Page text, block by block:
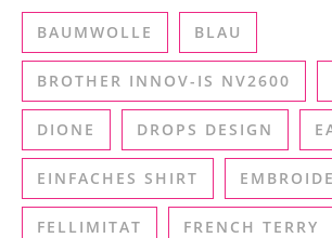
BAUMWOLLE BLAU
BROTHER INNOV-IS NV2600
DIONE DROPS DESIGN
EINFACHES SHIRT
FELLIMITAT FRENCH TERRY